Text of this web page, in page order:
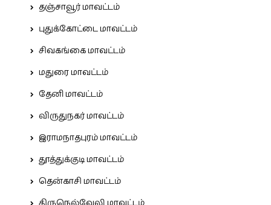
தஞ்சாவூர் மாவட்டம்
புதுக்கோட்டை மாவட்டம்
சிவகங்கை மாவட்டம்
மதுரை மாவட்டம்
தேனி மாவட்டம்
விருதுநகர் மாவட்டம்
இராமநாதபுரம் மாவட்டம்
தூத்துக்குடி மாவட்டம்
தென்காசி மாவட்டம்